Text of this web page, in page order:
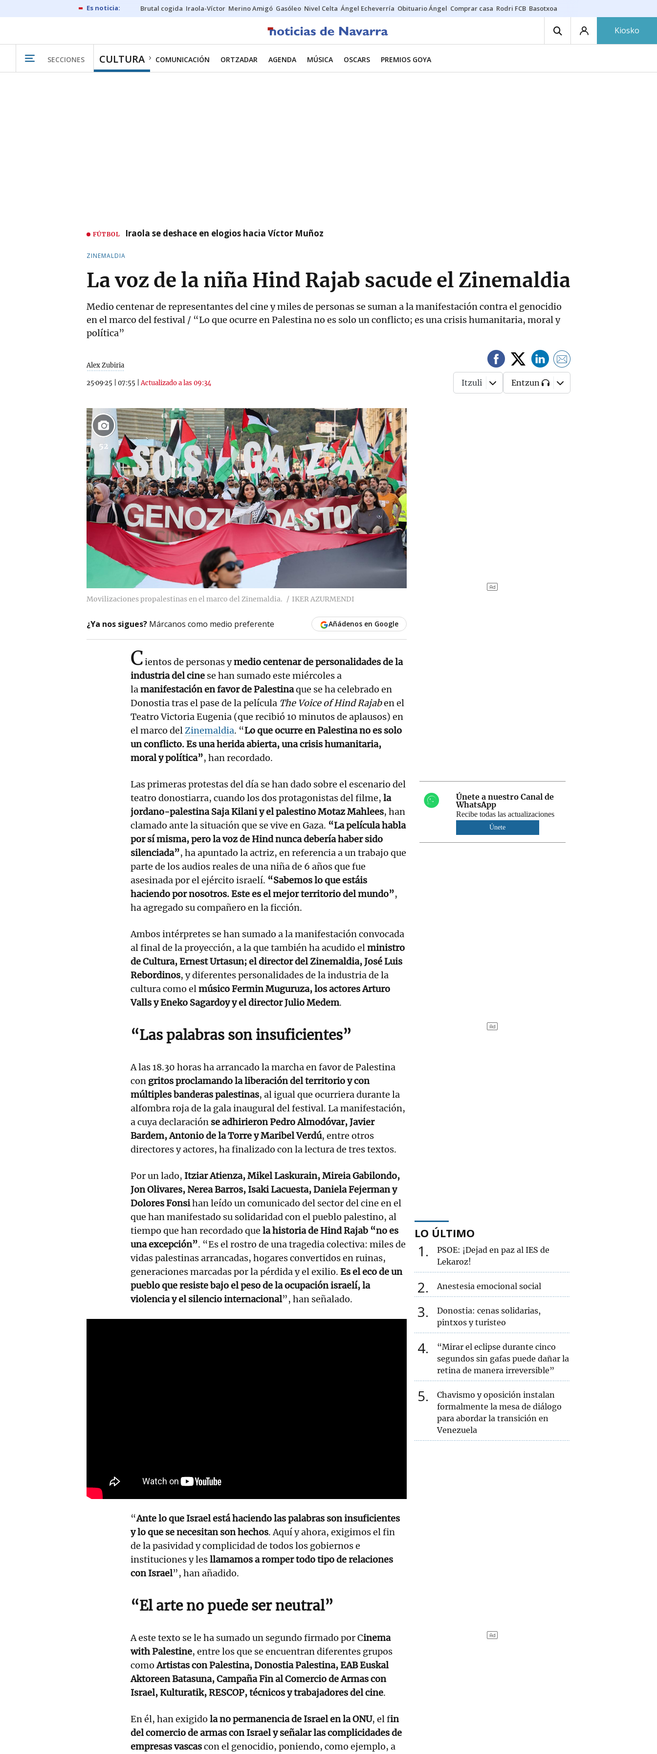
Brutal cogida Iraola-Víctor Merino Amigó Gasóleo Nivel Celta Ángel Echeverría Obituario Ángel Comprar casa Rodri FCB Basotxoa
Kiosko
SECCIONES CULTURA COMUNICACIÓN ORTZADAR AGENDA MÚSICA OSCARS PREMIOS GOYA
FÚTBOL Iraola se deshace en elogios hacia Víctor Muñoz
ZINEMALDIA
La voz de la niña Hind Rajab sacude el Zinemaldia
Medio centenar de representantes del cine y miles de personas se suman a la manifestación contra el genocidio
en el marco del festival / “Lo que ocurre en Palestina no es solo un conflicto; es una crisis humanitaria, moral y
política”
Alex Zubiria
25·09·25 07:55 |Actualizado a las 09:34 Itzuli Entzun
52
Movilizaciones propalestinas en el marco del Zinemaldia. IKER AZURMENDI
¿Ya nos sigues? Márcanos como medio preferente Añádenos en Google
Cientos de personas ymedio centenar de personalidades de la
industria del cine se han sumado este miércoles a
lamanifestación en favor de Palestinaque se ha celebrado en
Donostia tras el pase de la película The Voice of Hind Rajaben el
Teatro Victoria Eugenia (que recibió 10 minutos de aplausos) en
el marco delZinemaldia. “Lo que ocurre en Palestina no es solo
un conflicto. Es una herida abierta, una crisis humanitaria,
moral y política”, han recordado.
Las primeras protestas del día se han dado sobre el escenario del
teatro donostiarra, cuando los dos protagonistas del filme, la
jordano-palestina Saja Kilani y el palestino Motaz Mahlees, han
clamado ante la situación que se vive en Gaza. “La película habla
por sí misma, pero la voz de Hind nunca debería haber sido
silenciada”, ha apuntado la actriz, en referencia a un trabajo que
parte de los audios reales de una niña de 6 años que fue
asesinada por el ejército israelí. “Sabemos lo que estáis
haciendo por nosotros. Este es el mejor territorio del mundo”,
ha agregado su compañero en la ficción.
Ambos intérpretes se han sumado a la manifestación convocada
al final de la proyección, a la que también ha acudido elministro
de Cultura, Ernest Urtasun; el director del Zinemaldia, José Luis
Rebordinos, y diferentes personalidades de la industria de la
cultura como elmúsico Fermin Muguruza, los actores Arturo
Valls y Eneko Sagardoy y el director Julio Medem.
“Las palabras son insuficientes”
A las 18.30 horas ha arrancado la marcha en favor de Palestina
con gritos proclamando la liberación del territorio y con
múltiples banderas palestinas, al igual que ocurriera durante la
alfombra roja de la gala inaugural del festival. La manifestación,
a cuya declaración se adhirieron Pedro Almodóvar, Javier
Bardem, Antonio de la Torre y Maribel Verdú, entre otros
directores y actores, ha finalizado con la lectura de tres textos.
Por un lado, Itziar Atienza, Mikel Laskurain, Mireia Gabilondo,
Jon Olivares, Nerea Barros, Isaki Lacuesta, Daniela Fejerman y
Dolores Fonsihan leído un comunicado del sector del cine en el
que han manifestado su solidaridad con el pueblo palestino, al
tiempo que han recordado que la historia de Hind Rajab “no es
una excepción”. “Es el rostro de una tragedia colectiva: miles de
vidas palestinas arrancadas, hogares convertidos en ruinas,
generaciones marcadas por la pérdida y el exilio. Es el eco de un
pueblo que resiste bajo el peso de la ocupación israelí, la
violencia y el silencio internacional”, han señalado.
“Ante lo que Israel está haciendo las palabras son insuficientes
y lo que se necesitan son hechos. Aquí y ahora, exigimos el fin
de la pasividad y complicidad de todos los gobiernos e
instituciones y lesllamamos a romper todo tipo de relaciones
con Israel”, han añadido.
“El arte no puede ser neutral”
A este texto se le ha sumado un segundo firmado por Cinema
with Palestine, entre los que se encuentran diferentes grupos
comoArtistas con Palestina, Donostia Palestina, EAB Euskal
Aktoreen Batasuna, Campaña Fin al Comercio de Armas con
Israel, Kulturatik, RESCOP, técnicos y trabajadores del cine.
En él, han exigido la no permanencia de Israel en la ONU, el fin
del comercio de armas con Israel y señalar las complicidades de
empresas vascascon el genocidio, poniendo, como ejemplo, a
Únete a nuestro Canal de
WhatsApp
Recibe todas las actualizaciones
Únete
LO ÚLTIMO
1
PSOE: ¡Dejad en paz al IES de
Lekaroz!
2 Anestesia emocional social
3
Donostia: cenas solidarias,
pintxos y turisteo
4
“Mirar el eclipse durante cinco
segundos sin gafas puede dañar la
retina de manera irreversible”
5
Chavismo y oposición instalan
formalmente la mesa de diálogo
para abordar la transición en
Venezuela